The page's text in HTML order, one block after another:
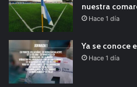
nuestra
Hace 1 día
Ya se conoce
Hace 1 día